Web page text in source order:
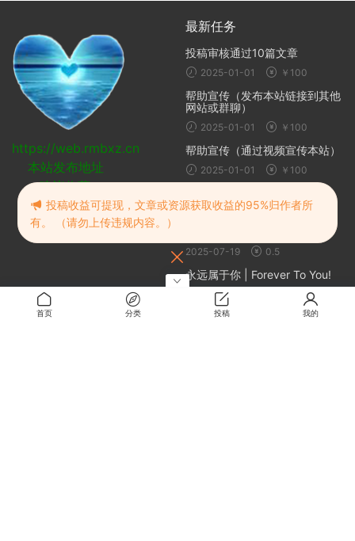
https://web.rmbxz.cn
本站发布地址
建议收藏
最新任务
投稿审核通过10篇文章
2025-01-01 ￥100
帮助宣传（发布本站链接到其他
网站或群聊）
2025-01-01 ￥100
帮助宣传（通过视频宣传本站）
2025-01-01 ￥100
随机推荐
2025-07-19 0.5
永远属于你 | Forever To You!
2024-10-20
丛林地狱 | 绿色地狱 | Green
首页 分类 投稿 我的
投稿收益可提现，文章或资源获取收益的95%归作者所
有。 （请勿上传违规内容。）